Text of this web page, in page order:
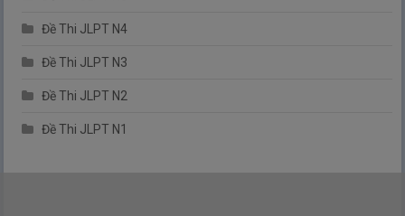
Đề Thi JLPT N4
Đề Thi JLPT N3
Đề Thi JLPT N2
Đề Thi JLPT N1